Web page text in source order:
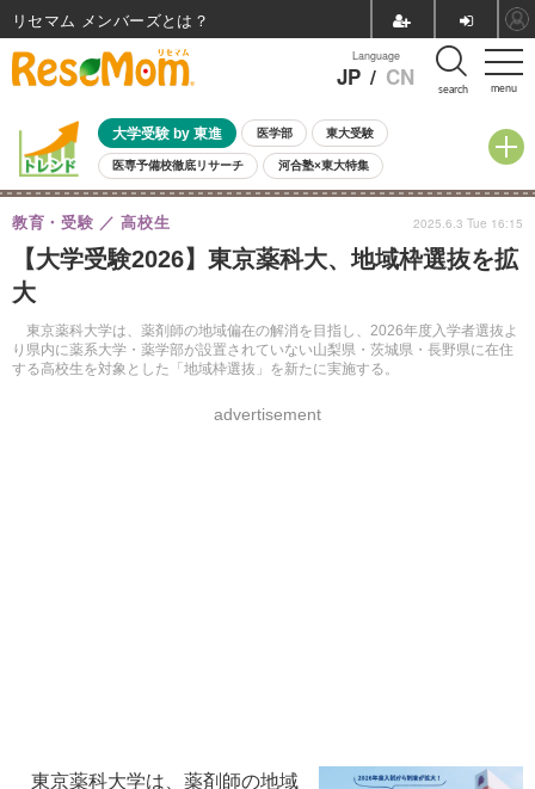
menu
Language
JP / CN search
大学受験 by 東進 医学部 東大受験
医専予備校徹底リサーチ 河合塾×東大特集
親子で考える大学選び 高校受験 中学受験 小学校受験
共通テスト 夏休み
8月開催イベント・WS 全国公立高校 過去問 人気記事
自由研究教材（小学生向け）
【大学受験2026】東京薬科大、地域枠選抜を拡
大
東京薬科大学は、薬剤師の地域偏在の解消を目指し、2026年度入学者選抜よ
り県内に薬系大学・薬学部が設置されていない山梨県・茨城県・長野県に在住
する高校生を対象とした「地域枠選抜」を新たに実施する。
教育・受験 高校生
advertisement
2025.6.3 Tue 16:15
東京薬科大学は、薬剤師の地域
リセマム メンバーズ